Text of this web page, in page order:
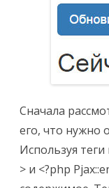
Сначала
его, что нужно
Используя
> и <?php